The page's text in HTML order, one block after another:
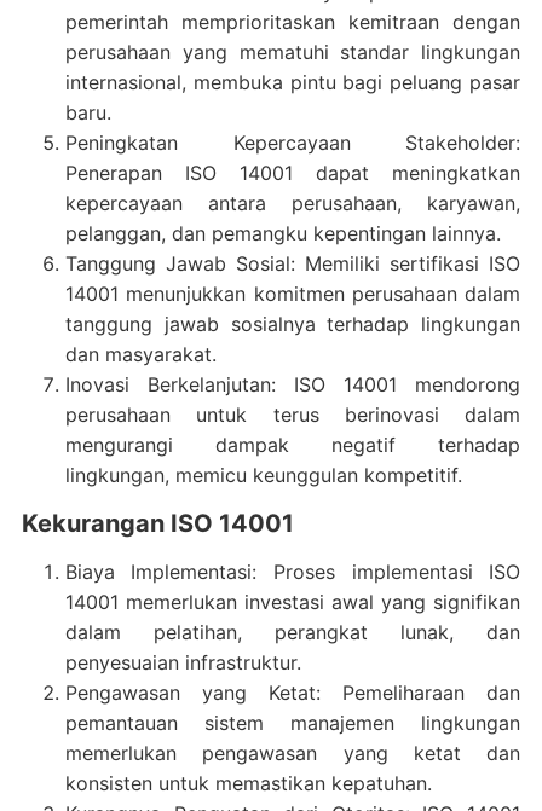
pemerintah memprioritaskan kemitraan dengan
perusahaan yang mematuhi standar lingkungan
internasional, membuka pintu bagi peluang pasar
baru.
Peningkatan Kepercayaan Stakeholder:
Penerapan ISO 14001 dapat meningkatkan
kepercayaan antara perusahaan, karyawan,
pelanggan, dan pemangku kepentingan lainnya.
Tanggung Jawab Sosial: Memiliki sertifikasi ISO
14001 menunjukkan komitmen perusahaan dalam
tanggung jawab sosialnya terhadap lingkungan
dan masyarakat.
Inovasi Berkelanjutan: ISO 14001 mendorong
perusahaan untuk terus berinovasi dalam
mengurangi dampak negatif terhadap
lingkungan, memicu keunggulan kompetitif.
Kekurangan ISO 14001
Biaya Implementasi: Proses implementasi ISO
14001 memerlukan investasi awal yang signifikan
dalam pelatihan, perangkat lunak, dan
penyesuaian infrastruktur.
Pengawasan yang Ketat: Pemeliharaan dan
pemantauan sistem manajemen lingkungan
memerlukan pengawasan yang ketat dan
konsisten untuk memastikan kepatuhan.